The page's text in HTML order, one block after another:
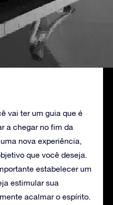
vai ter um guia que é
a chegar no fim da
nova experiência,
que você deseja.
estabelecer um
estimular sua
acalmar o espírito.